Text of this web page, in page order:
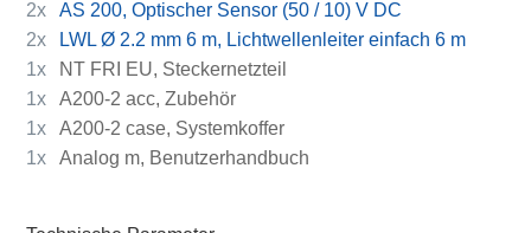
2x
AS 200, Optischer Sensor (50 / 10) V DC
2x
LWL Ø 2.2 mm 6 m, Lichtwellenleiter einfach 6 m
1x
NT FRI EU, Steckernetzteil
1x
A200-2 acc, Zubehör
1x
A200-2 case, Systemkoffer
1x
Analog m, Benutzerhandbuch